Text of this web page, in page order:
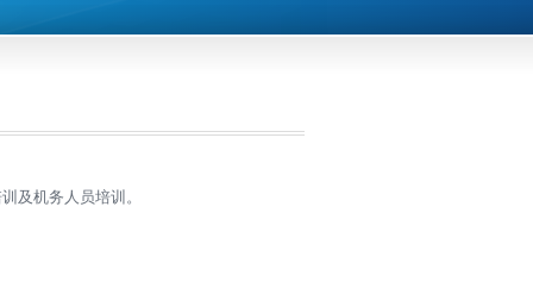
及机务人员培训。